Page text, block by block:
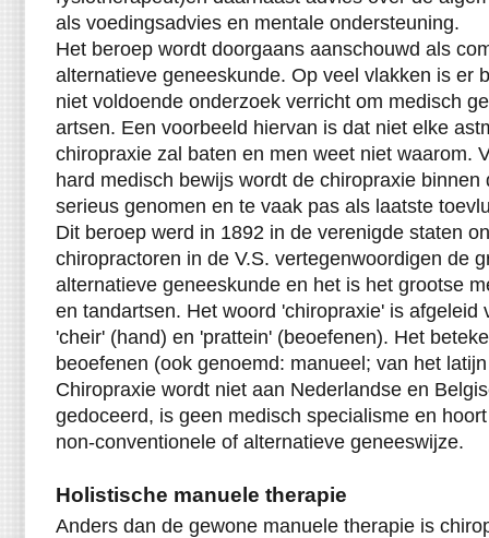
als voedingsadvies en mentale ondersteuning.
Het beroep wordt doorgaans aanschouwd als
alternatieve geneeskunde. Op veel vlakken is er
niet voldoende onderzoek verricht om medisch
artsen. Een voorbeeld hiervan is dat niet elke
chiropraxie zal baten en men weet niet waarom.
hard medisch bewijs wordt de chiropraxie binnen
serieus genomen en te vaak pas als laatste
Dit beroep werd in 1892 in de verenigde staten
chiropractoren in de V.S. vertegenwoordigen de
alternatieve geneeskunde en het is het grootse
en tandartsen. Het woord 'chiropraxie' is afgeleid
'cheir' (hand) en 'prattein' (beoefenen). Het
beoefenen (ook genoemd: manueel; van het
Chiropraxie wordt niet aan Nederlandse en
gedoceerd, is geen medisch specialisme en
non-conventionele of alternatieve geneeswijze.
Holistische manuele therapie
Anders dan de gewone manuele therapie is